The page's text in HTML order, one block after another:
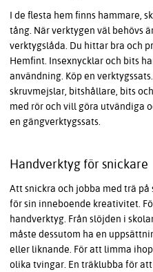
I de flesta hem finns hammare,
tång. När verktygen väl behövs
verktygslåda. Du hittar bra och
Hemfint. Insexnycklar och bits
användning. Köp en
skruvmejslar, bitshållare, bits
med rör och vill göra utvändiga
en gängverktygssats.
Handverktyg för snickare
Att snickra och jobba med trä
för sin inneboende kreativitet.
handverktyg. Från slöjden i
måste dessutom ha en
eller liknande. För att limma
olika tvingar. En träklubba för